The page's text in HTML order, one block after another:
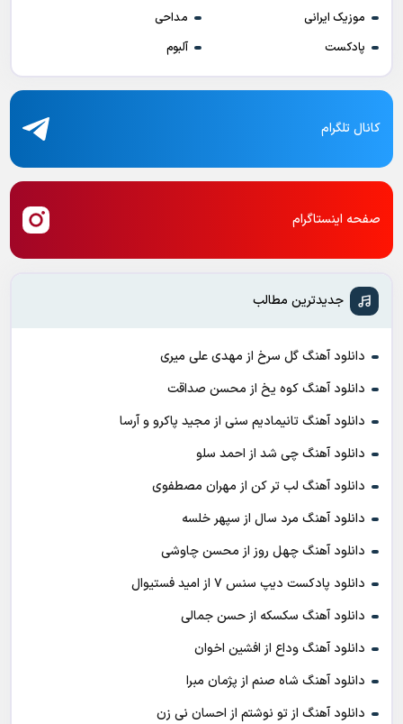
موزیک ایرانی
مداحی
پادکست
آلبوم
کانال تلگرام
صفحه اینستاگرام
جدیدترین مطالب
دانلود آهنگ گل سرخ از مهدی علی میری
دانلود آهنگ کوه یخ از محسن صداقت
دانلود آهنگ تانیمادیم سنی از مجید پاکرو و آرسا
دانلود آهنگ چی شد از احمد سلو
دانلود آهنگ لب تر کن از مهران مصطفوی
دانلود آهنگ مرد سال از سپهر خلسه
دانلود آهنگ چهل روز از محسن چاوشی
دانلود پادکست ديپ سنس ۷ از اميد فستيوال
دانلود آهنگ سکسکه از حسن جمالی
دانلود آهنگ وداع از افشين اخوان
دانلود آهنگ شاه صنم از پژمان مبرا
دانلود آهنگ از تو نوشتم از احسان نی زن